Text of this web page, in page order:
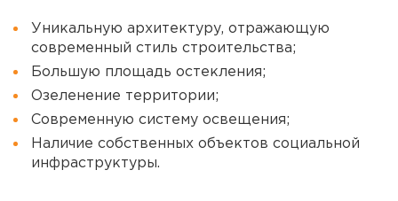
Уникальную архитектуру, отражающую
современный стиль строительства;
Большую площадь остекления;
Озеленение территории;
Современную систему освещения;
Наличие собственных объектов социальной
инфраструктуры.